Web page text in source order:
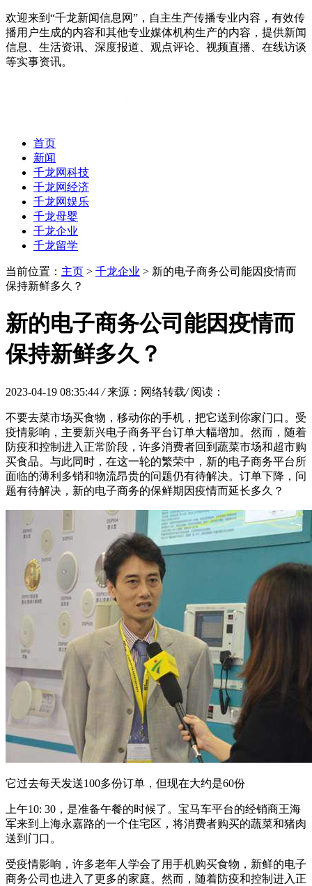
欢迎来到“千龙新闻信息网”，自主生产传播专业内容，有效传
播用户生成的内容和其他专业媒体机构生产的内容，提供新闻
信息、生活资讯、深度报道、观点评论、视频直播、在线访谈
等实事资讯。
首页
新闻
千龙网科技
千龙网经济
千龙网娱乐
千龙母婴
千龙企业
千龙留学
当前位置： 主页 > 千龙企业 > 新的电子商务公司能因疫情而
保持新鲜多久？
新的电子商务公司能因疫情而
保持新鲜多久？
2023-04-19 08:35:44 / 来源：网络转载/ 阅读：
不要去菜市场买食物，移动你的手机，把它送到你家门口。受
疫情影响，主要新兴电子商务平台订单大幅增加。然而，随着
防疫和控制进入正常阶段，许多消费者回到蔬菜市场和超市购
买食品。与此同时，在这一轮的繁荣中，新的电子商务平台所
面临的薄利多销和物流昂贵的问题仍有待解决。订单下降，问
题有待解决，新的电子商务的保鲜期因疫情而延长多久？
它过去每天发送100多份订单，但现在大约是60份
上午10: 30，是准备午餐的时候了。宝马车平台的经销商王海
军来到上海永嘉路的一个住宅区，将消费者购买的蔬菜和猪肉
送到门口。
受疫情影响，许多老年人学会了用手机购买食物，新鲜的电子
商务公司也进入了更多的家庭。然而，随着防疫和控制进入正